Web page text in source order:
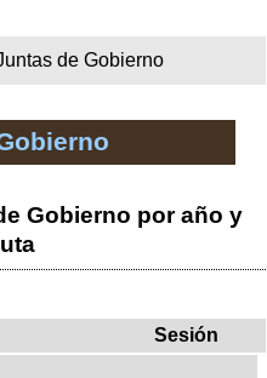
de Gobierno
Gobierno por año y
Sesión